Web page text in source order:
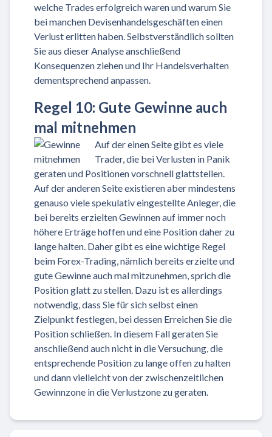
welche Trades erfolgreich waren und warum Sie
bei manchen Devisenhandelsgeschäften einen
Verlust erlitten haben. Selbstverständlich sollten
Sie aus dieser Analyse anschließend
Konsequenzen ziehen und Ihr Handelsverhalten
dementsprechend anpassen.
Regel 10: Gute Gewinne auch
mal mitnehmen
Auf der einen Seite gibt es viele
Trader, die bei Verlusten in Panik
geraten und Positionen vorschnell glattstellen.
Auf der anderen Seite existieren aber mindestens
genauso viele spekulativ eingestellte Anleger, die
bei bereits erzielten Gewinnen auf immer noch
höhere Erträge hoffen und eine Position daher zu
lange halten. Daher gibt es eine wichtige Regel
beim Forex-Trading, nämlich bereits erzielte und
gute Gewinne auch mal mitzunehmen, sprich die
Position glatt zu stellen. Dazu ist es allerdings
notwendig, dass Sie für sich selbst einen
Zielpunkt festlegen, bei dessen Erreichen Sie die
Position schließen. In diesem Fall geraten Sie
anschließend auch nicht in die Versuchung, die
entsprechende Position zu lange offen zu halten
und dann vielleicht von der zwischenzeitlichen
Gewinnzone in die Verlustzone zu geraten.